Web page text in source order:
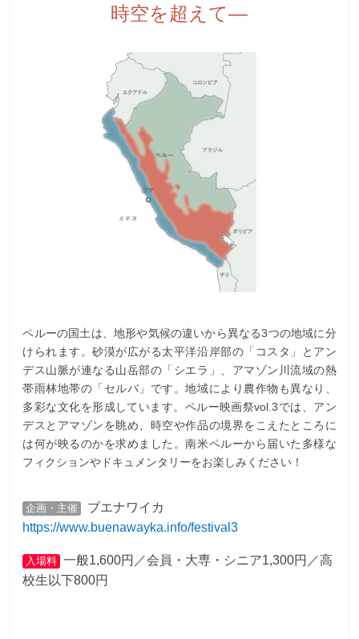
時空を超えて―
ペルーの国土は、地形や気候の違いから異なる3つの地域に分
けられます。砂漠が広がる太平洋沿岸部の「コスタ」とアン
デス山脈が連なる山岳部の「シエラ」、アマゾン川流域の熱
帯雨林地帯の「セルバ」です。地域により農作物も異なり、
多彩な文化を形成しています。ペルー映画祭vol.3では、アン
デスとアマゾンを眺め、時空や作品の境界をこえたところに
は何が映るのかを求めました。南米ペルーから届いた多様な
フィクションやドキュメンタリーをお楽しみください！
企画・主催
ブエナワイカ
https://www.buenawayka.info/festival3
入場料 一般1,600円／会員・大専・シニア1,300円／高
校生以下800円